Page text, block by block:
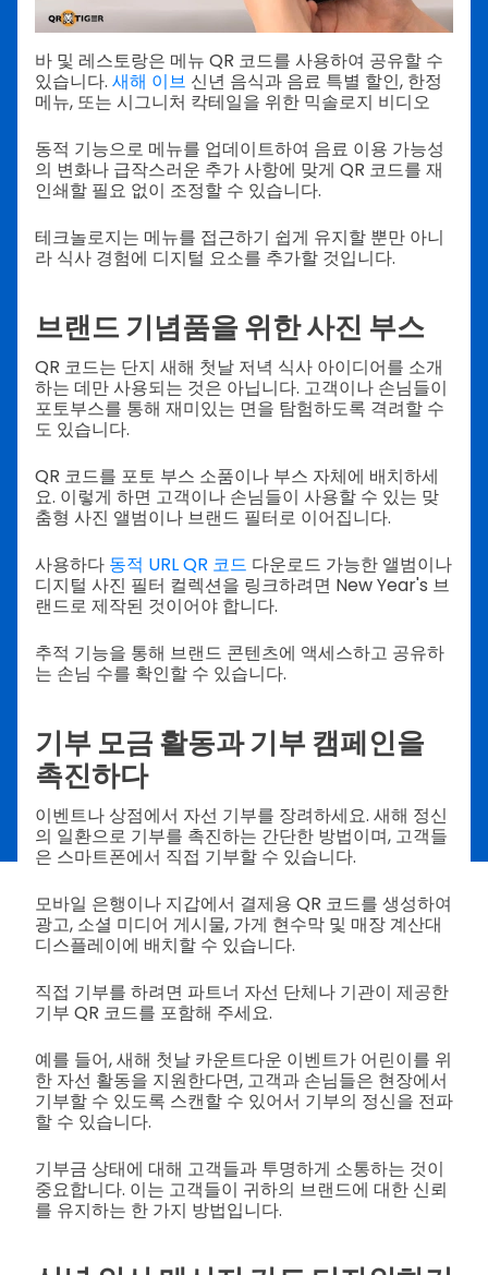
바 및 레스토랑은 메뉴 QR 코드를 사용하여 공유할 수
있습니다. 새해 이브 신년 음식과 음료 특별 할인, 한정
메뉴, 또는 시그니처 칵테일을 위한 믹솔로지 비디오
동적 기능으로 메뉴를 업데이트하여 음료 이용 가능성
의 변화나 급작스러운 추가 사항에 맞게 QR 코드를 재
인쇄할 필요 없이 조정할 수 있습니다.
테크놀로지는 메뉴를 접근하기 쉽게 유지할 뿐만 아니
라 식사 경험에 디지털 요소를 추가할 것입니다.
브랜드 기념품을 위한 사진 부스
QR 코드는 단지 새해 첫날 저녁 식사 아이디어를 소개
하는 데만 사용되는 것은 아닙니다. 고객이나 손님들이
포토부스를 통해 재미있는 면을 탐험하도록 격려할 수
도 있습니다.
QR 코드를 포토 부스 소품이나 부스 자체에 배치하세
요. 이렇게 하면 고객이나 손님들이 사용할 수 있는 맞
춤형 사진 앨범이나 브랜드 필터로 이어집니다.
사용하다 동적 URL QR 코드 다운로드 가능한 앨범이나
디지털 사진 필터 컬렉션을 링크하려면 New Year's 브
랜드로 제작된 것이어야 합니다.
추적 기능을 통해 브랜드 콘텐츠에 액세스하고 공유하
는 손님 수를 확인할 수 있습니다.
기부 모금 활동과 기부 캠페인을
촉진하다
이벤트나 상점에서 자선 기부를 장려하세요. 새해 정신
의 일환으로 기부를 촉진하는 간단한 방법이며, 고객들
은 스마트폰에서 직접 기부할 수 있습니다.
모바일 은행이나 지갑에서 결제용 QR 코드를 생성하여
광고, 소셜 미디어 게시물, 가게 현수막 및 매장 계산대
디스플레이에 배치할 수 있습니다.
직접 기부를 하려면 파트너 자선 단체나 기관이 제공한
기부 QR 코드를 포함해 주세요.
예를 들어, 새해 첫날 카운트다운 이벤트가 어린이를 위
한 자선 활동을 지원한다면, 고객과 손님들은 현장에서
기부할 수 있도록 스캔할 수 있어서 기부의 정신을 전파
할 수 있습니다.
기부금 상태에 대해 고객들과 투명하게 소통하는 것이
중요합니다. 이는 고객들이 귀하의 브랜드에 대한 신뢰
를 유지하는 한 가지 방법입니다.